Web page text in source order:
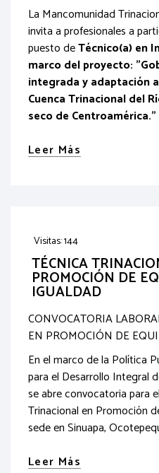
La Mancomunidad
invita a profesionales a
puesto deTécnico(a) en
marco del proyecto:
integrada y adaptación
Cuenca Trinacional del
seco de Centroamérica."
Leer Más
Visitas: 144
TÉCNICA
PROMOCIÓN DE
IGUALDAD
CONVOCATORIA
EN PROMOCIÓN DE
En el marco de la Política
para el Desarrollo Integral
se abre convocatoria para
Trinacional en Promoción
sede en Sinuapa,
Leer Más